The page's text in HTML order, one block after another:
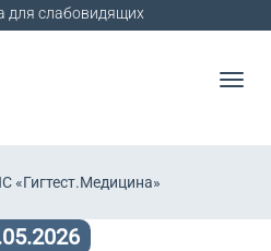
для слабовидящих
«Гигтест.Медицина»